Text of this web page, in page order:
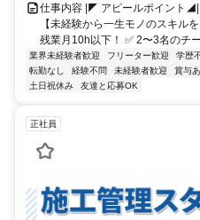
仕事内容 |◤ アピールポイ
【未経験から一生モノのスキル
残業月10h以下！ ✅ 2〜3名のチ
業界未経験者歓迎 フリーター歓迎 学歴
転勤なし
経験不問 未経験者歓迎 賞与
土日祝休み
友達と応募OK
正社員